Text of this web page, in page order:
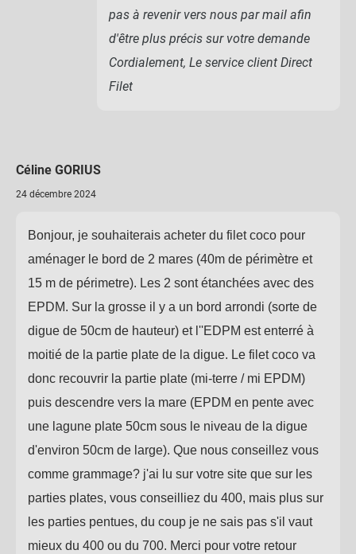
pas à revenir vers nous par mail afin
d'être plus précis sur votre demande
Cordialement, Le service client Direct
Filet
Céline GORIUS
24 décembre 2024
Bonjour, je souhaiterais acheter du filet coco pour
aménager le bord de 2 mares (40m de périmètre et
15 m de périmetre). Les 2 sont étanchées avec des
EPDM. Sur la grosse il y a un bord arrondi (sorte de
digue de 50cm de hauteur) et l''EDPM est enterré à
moitié de la partie plate de la digue. Le filet coco va
donc recouvrir la partie plate (mi-terre / mi EPDM)
puis descendre vers la mare (EPDM en pente avec
une lagune plate 50cm sous le niveau de la digue
d'environ 50cm de large). Que nous conseillez vous
comme grammage? j'ai lu sur votre site que sur les
parties plates, vous conseilliez du 400, mais plus sur
les parties pentues, du coup je ne sais pas s'il vaut
mieux du 400 ou du 700. Merci pour votre retour